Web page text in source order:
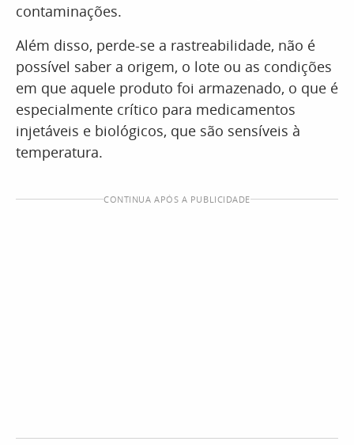
contaminações.
Além disso, perde-se a rastreabilidade, não é
possível saber a origem, o lote ou as condições
em que aquele produto foi armazenado, o que é
especialmente crítico para medicamentos
injetáveis e biológicos, que são sensíveis à
temperatura.
CONTINUA APÓS A PUBLICIDADE